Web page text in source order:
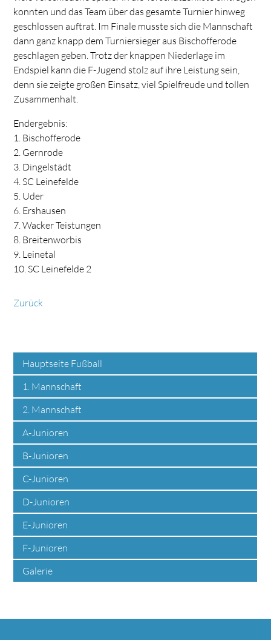
konnten und das Team über das gesamte Turnier hinweg
geschlossen auftrat. Im Finale musste sich die Mannschaft
dann ganz knapp dem Turniersieger aus Bischofferode
geschlagen geben. Trotz der knappen Niederlage im
Endspiel kann die F-Jugend stolz auf ihre Leistung sein,
denn sie zeigte großen Einsatz, viel Spielfreude und tollen
Zusammenhalt.
Endergebnis:
1. Bischofferode
2. Gernrode
3. Dingelstädt
4. SC Leinefelde
5. Uder
6. Ershausen
7. Wacker Teistungen
8. Breitenworbis
9. Leinetal
10. SC Leinefelde 2
Zurück
Hauptseite Fußball
1. Mannschaft
2. Mannschaft
A-Junioren
B-Junioren
C-Junioren
D-Junioren
E-Junioren
F-Junioren
Galerie